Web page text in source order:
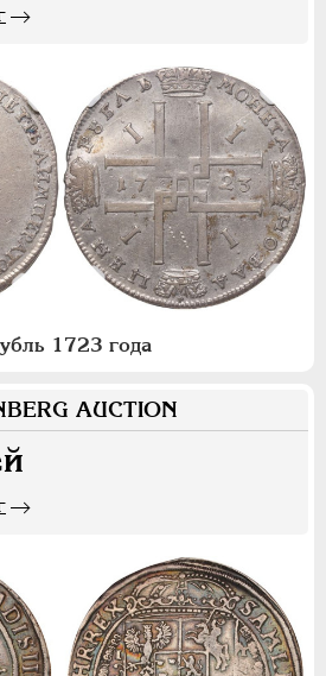
1723 года
AUCTION